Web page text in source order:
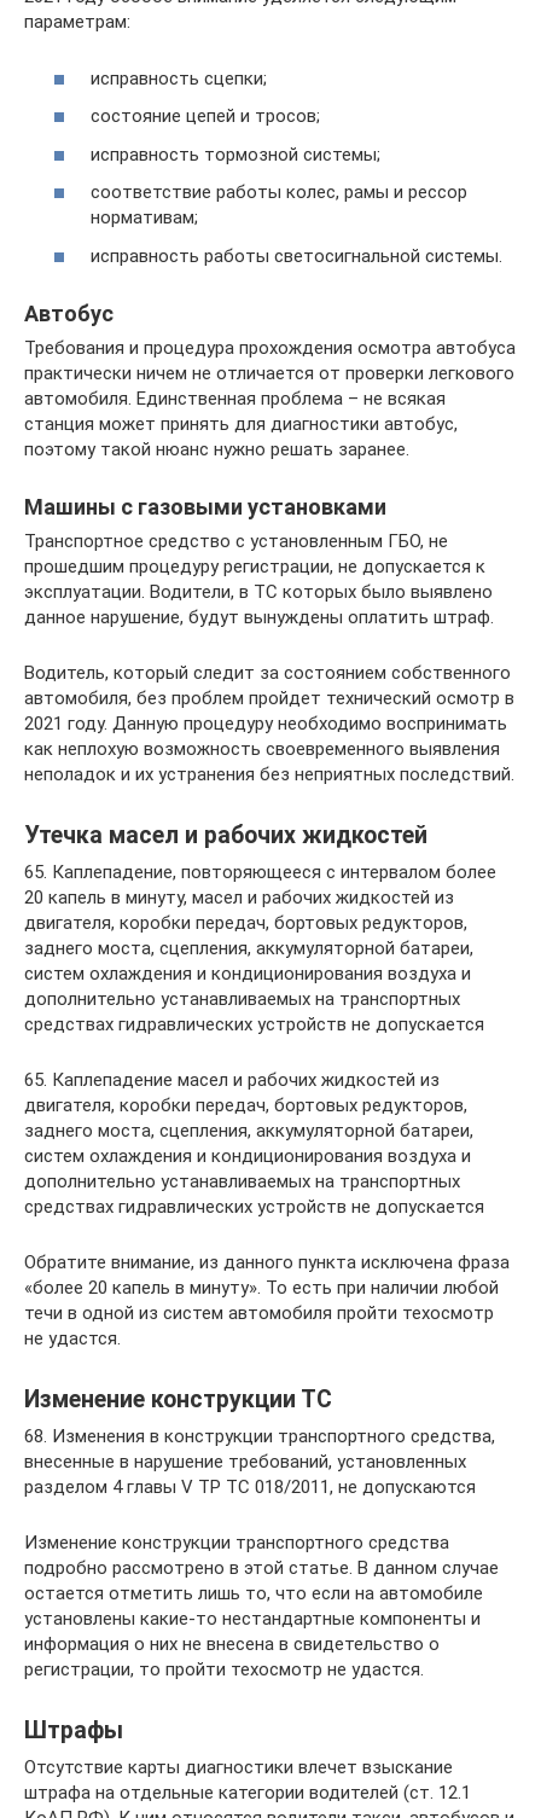
параметрам:
исправность сцепки;
состояние цепей и тросов;
исправность тормозной системы;
соответствие работы колес, рамы и рессор
нормативам;
исправность работы светосигнальной системы.
Автобус
Требования и процедура прохождения осмотра автобуса
практически ничем не отличается от проверки легкового
автомобиля. Единственная проблема – не всякая
станция может принять для диагностики автобус,
поэтому такой нюанс нужно решать заранее.
Машины с газовыми установками
Транспортное средство с установленным ГБО, не
прошедшим процедуру регистрации, не допускается к
эксплуатации. Водители, в ТС которых было выявлено
данное нарушение, будут вынуждены оплатить штраф.
Водитель, который следит за состоянием собственного
автомобиля, без проблем пройдет технический осмотр в
2021 году. Данную процедуру необходимо воспринимать
как неплохую возможность своевременного выявления
неполадок и их устранения без неприятных последствий.
Утечка масел и рабочих жидкостей
65. Каплепадение, повторяющееся с интервалом более
20 капель в минуту, масел и рабочих жидкостей из
двигателя, коробки передач, бортовых редукторов,
заднего моста, сцепления, аккумуляторной батареи,
систем охлаждения и кондиционирования воздуха и
дополнительно устанавливаемых на транспортных
средствах гидравлических устройств не допускается
65. Каплепадение масел и рабочих жидкостей из
двигателя, коробки передач, бортовых редукторов,
заднего моста, сцепления, аккумуляторной батареи,
систем охлаждения и кондиционирования воздуха и
дополнительно устанавливаемых на транспортных
средствах гидравлических устройств не допускается
Обратите внимание, из данного пункта исключена фраза
«более 20 капель в минуту». То есть при наличии любой
течи в одной из систем автомобиля пройти техосмотр
не удастся.
Изменение конструкции ТС
68. Изменения в конструкции транспортного средства,
внесенные в нарушение требований, установленных
разделом 4 главы V ТР ТС 018/2011, не допускаются
Изменение конструкции транспортного средства
подробно рассмотрено в этой статье. В данном случае
остается отметить лишь то, что если на автомобиле
установлены какие-то нестандартные компоненты и
информация о них не внесена в свидетельство о
регистрации, то пройти техосмотр не удастся.
Штрафы
Отсутствие карты диагностики влечет взыскание
штрафа на отдельные категории водителей (ст. 12.1